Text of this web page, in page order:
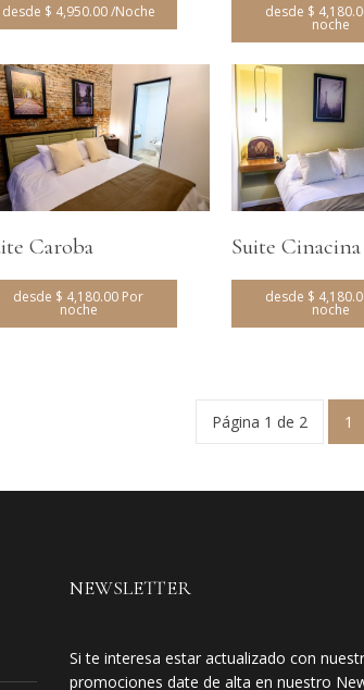
desde $ 4,950.00 /Noche desde $
noche
Caroba
desde $ 4,180.00 Por
noche
Suite Cinacina
desde $
noche
Página 1 de 2 1
NEWSLETTER
Si te interesa estar actualizado con
promociones date de alta en nuestro